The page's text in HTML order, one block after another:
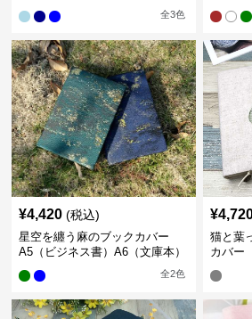
全3色
¥4,420 (税込)
星空を纏う麻のブックカバー
A5（ビジネス書）A6（文庫本）
全2色
¥
猫と葉
カバー